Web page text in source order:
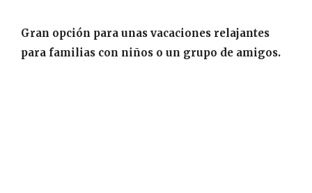
Gran opción para unas vacaciones relajantes
para familias con niños o un grupo de amigos.